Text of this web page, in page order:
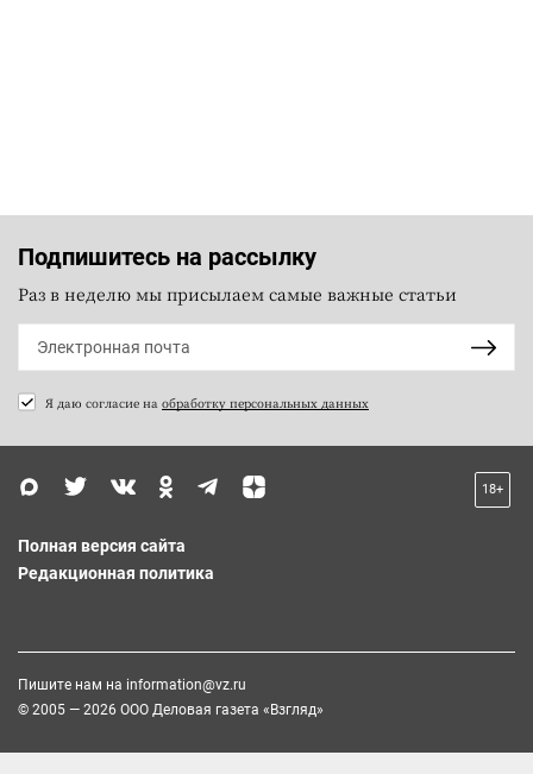
Подпишитесь на рассылку
Раз в неделю мы присылаем самые важные статьи
Я даю согласие на обработку персональных данных
18+
Полная версия сайта
Редакционная политика
Пишите нам на information@vz.ru
© 2005 — 2026 ООО Деловая газета «Взгляд»